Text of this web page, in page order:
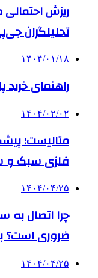
ریزش
تحلیلگران
۱۴۰۴/۰۱/۱۸
راهنمای
۱۴۰۴/۰۲/۰۲
متالیست؛
فلزی سبک و
۱۴۰۴/۰۴/۲۵
چرا اتصال به
ضروری است؟
۱۴۰۴/۰۴/۲۵